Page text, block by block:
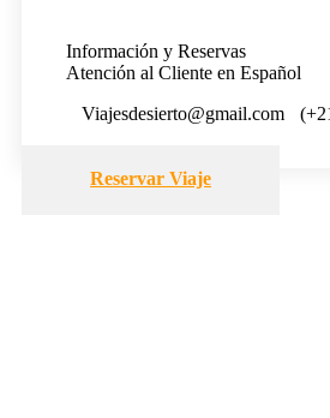
Información y Reservas
Atención al Cliente en Español
Viajesdesierto@gmail.com
Reservar Viaje